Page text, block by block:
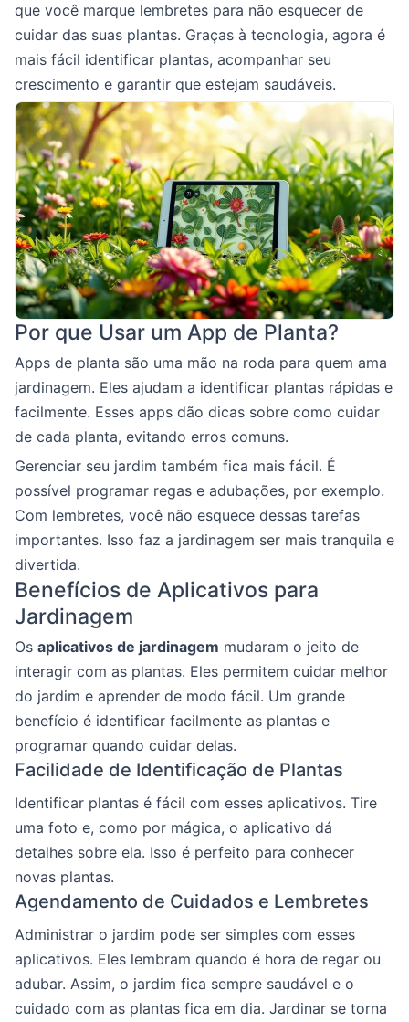
que você marque lembretes para não esquecer de
cuidar das suas plantas. Graças à tecnologia, agora é
mais fácil identificar plantas, acompanhar seu
crescimento e garantir que estejam saudáveis.
Por que Usar um App de Planta?
Apps de planta são uma mão na roda para quem ama
jardinagem. Eles ajudam a identificar plantas rápidas e
facilmente. Esses apps dão dicas sobre como cuidar
de cada planta, evitando erros comuns.
Gerenciar seu jardim também fica mais fácil. É
possível programar regas e adubações, por exemplo.
Com lembretes, você não esquece dessas tarefas
importantes. Isso faz a jardinagem ser mais tranquila e
divertida.
Benefícios de Aplicativos para
Jardinagem
Os aplicativos de jardinagem mudaram o jeito de
interagir com as plantas. Eles permitem cuidar melhor
do jardim e aprender de modo fácil. Um grande
benefício é identificar facilmente as plantas e
programar quando cuidar delas.
Facilidade de Identificação de Plantas
Identificar plantas é fácil com esses aplicativos. Tire
uma foto e, como por mágica, o aplicativo dá
detalhes sobre ela. Isso é perfeito para conhecer
novas plantas.
Agendamento de Cuidados e Lembretes
Administrar o jardim pode ser simples com esses
aplicativos. Eles lembram quando é hora de regar ou
adubar. Assim, o jardim fica sempre saudável e o
cuidado com as plantas fica em dia. Jardinar se torna